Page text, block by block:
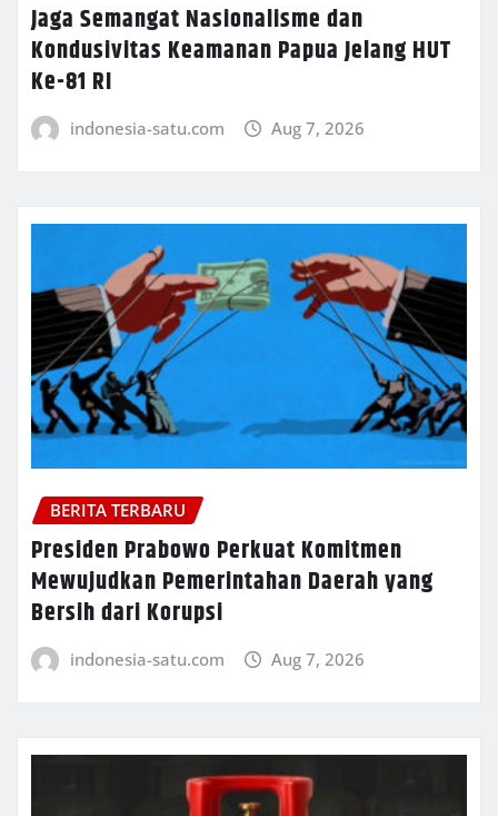
Jaga Semangat Nasionalisme dan
Kondusivitas Keamanan Papua Jelang HUT
Ke-81 RI
indonesia-satu.com Aug 7, 2026
BERITA TERBARU
Presiden Prabowo Perkuat Komitmen
Mewujudkan Pemerintahan Daerah yang
Bersih dari Korupsi
indonesia-satu.com Aug 7, 2026